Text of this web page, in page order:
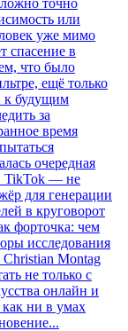
или
уже мимо
спасение в
что было
ещё только
к будущим
за
время
очередная
TikTok — не
для генерации
в круговорот
форточка: чем
исследования
Montag
не только с
онлайн и
ни в умах